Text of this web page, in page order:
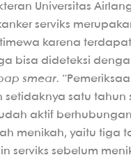
Universitas
serviks
karena
bisa dideteksi
smear.
setidaknya satu tahun
aktif
menikah, yaitu tiga
serviks sebelum